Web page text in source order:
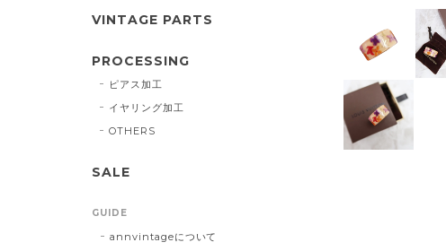
VINTAGE PARTS
PROCESSING
ピアス加工
イヤリング加工
OTHERS
SALE
GUIDE
annvintageについて